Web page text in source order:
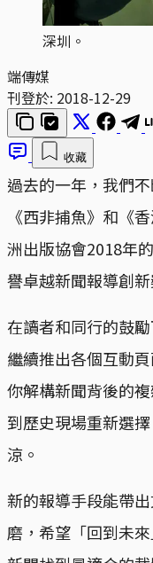
深圳。
端傳媒
刊登於: 2018-12-29
收藏
過去的一年，我們
《西非捕魚》和《
洲出版協會2018年
譽卓越新聞報導創
在讀者和同行的鼓
繼續推出各個互動
你解構新聞背後的
到歷史現場重新選
涼。
新的報導手段能帶
磨，希望「回到未